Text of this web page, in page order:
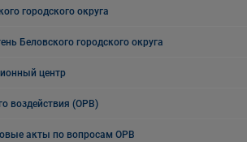
городского округа
Беловского городского округа
центр
воздействия (ОРВ)
акты по вопросам ОРВ